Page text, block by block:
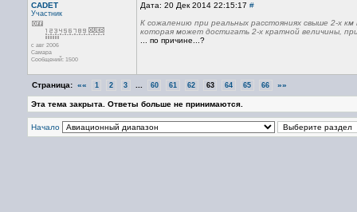
CADET
Участник
с авг 2006
Самара
Сообщений: 1500
Дата: 20 Дек 2014 22:15:17 #
К сожалению при реальных расстояниях свыше 2-х
которая может достигать 2-х кратной величины,
... по причине...?
Страница: «« 1 2 3 60 61 62 63 64 65 66 »»
Эта тема закрыта. Ответы больше не принимаются.
Начало